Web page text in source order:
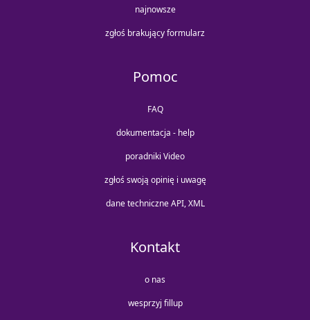
najnowsze
zgłoś brakujący formularz
Pomoc
FAQ
dokumentacja - help
poradniki Video
zgłoś swoją opinię i uwagę
dane techniczne API, XML
Kontakt
o nas
wesprzyj fillup